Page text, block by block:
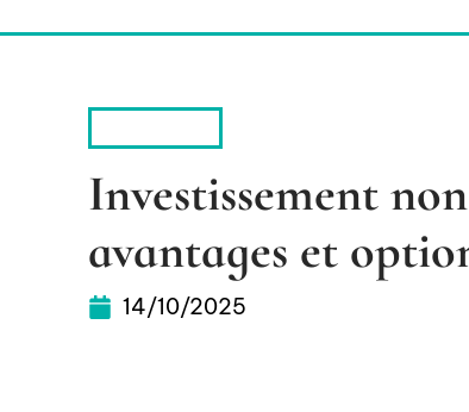
Investissement
avantages et
14/10/2025